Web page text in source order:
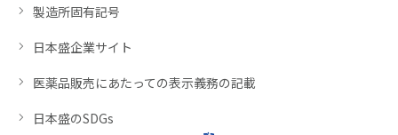
製造所固有記号
日本盛企業サイト
医薬品販売にあたっての表示義務の記載
日本盛のSDGs